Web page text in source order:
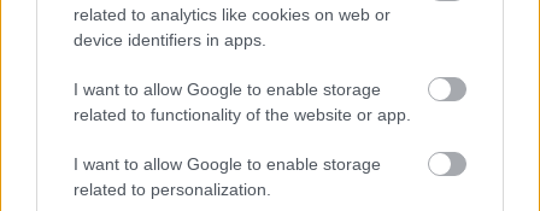
related to analytics like cookies on web or
device identifiers in apps.
I want to allow Google to enable storage
related to functionality of the website or app.
I want to allow Google to enable storage
related to personalization.